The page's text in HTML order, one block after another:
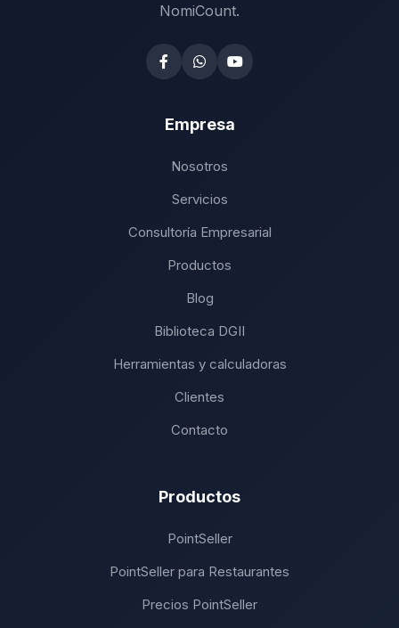
NomiCount.
Empresa
Nosotros
Servicios
Consultoría Empresarial
Productos
Blog
Biblioteca DGII
Herramientas y calculadoras
Clientes
Contacto
Productos
PointSeller
PointSeller para Restaurantes
Precios PointSeller